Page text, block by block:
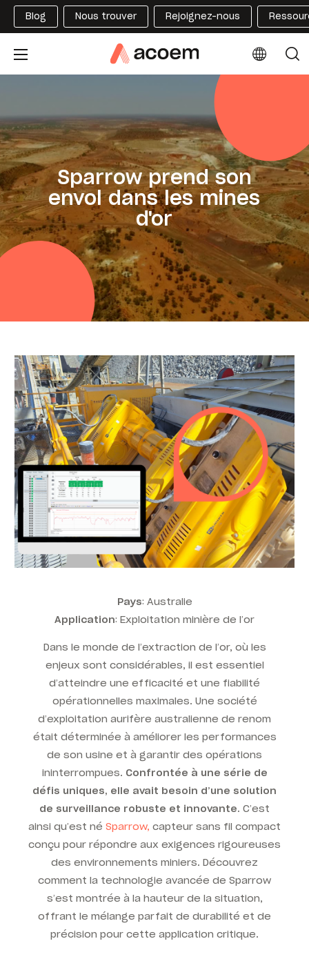
Blog Nous trouver Rejoignez-nous
Sparrow prend son
envol dans les mines
d'or
Pays: Australie
Application: Exploitation minière de l’or
Dans le monde de l’extraction de l’or, où les
enjeux sont considérables, il est essentiel
d’atteindre une efficacité et une fiabilité
opérationnelles maximales. Une société
d’exploitation aurifère australienne de renom
était déterminée à améliorer les performances
de son usine et à garantir des opérations
ininterrompues. Confrontée à une série de
défis uniques, elle avait besoin d’une solution
de surveillance robuste et innovante. C’est
ainsi qu’est né Sparrow, capteur sans fil compact
conçu pour répondre aux exigences rigoureuses
des environnements miniers. Découvrez
comment la technologie avancée de Sparrow
s’est montrée à la hauteur de la situation,
offrant le mélange parfait de durabilité et de
précision pour cette application critique.